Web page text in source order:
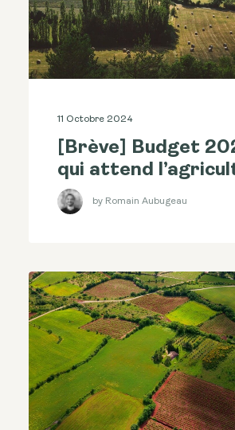
11 Octobre 2024
[Brève] Budget
qui attend
by Romain Aubugeau